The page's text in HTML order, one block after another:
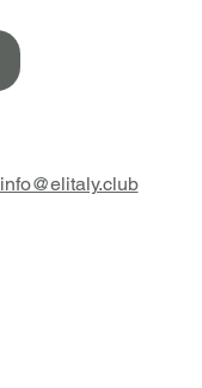
info@elitaly.club